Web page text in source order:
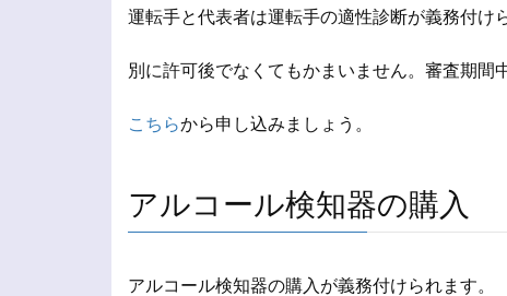
運転手と代表者は運転手の適性診断が義務付け
別に許可後でなくてもかまいません。審査期間
こちらから申し込みましょう。
アルコール検知器の購入
アルコール検知器の購入が義務付けられます。